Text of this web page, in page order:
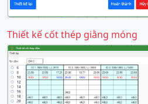
Thiết kế cốt thép giằng móng